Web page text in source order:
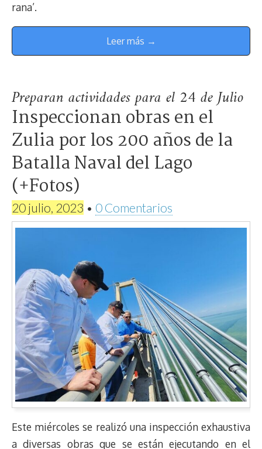
rana’.
Leer más →
Preparan actividades para el 24 de Julio
Inspeccionan obras en el
Zulia por los 200 años de la
Batalla Naval del Lago
(+Fotos)
20 julio, 2023 • 0 Comentarios
Este miércoles se realizó una inspección exhaustiva
a diversas obras que se están ejecutando en el